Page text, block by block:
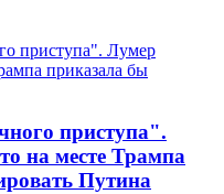
приступа".
на месте Трампа
Путина